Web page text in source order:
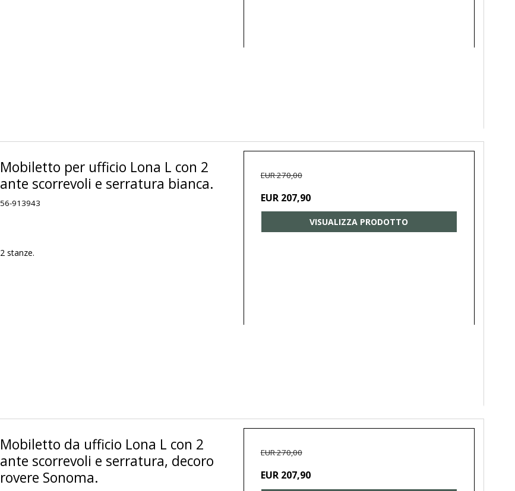
Mobiletto per ufficio Lona L con 2
ante scorrevoli e serratura bianca.
56-913943
2 stanze.
EUR 270,00
EUR 207,90
VISUALIZZA PRODOTTO
Mobiletto da ufficio Lona L con 2
ante scorrevoli e serratura, decoro
rovere Sonoma.
EUR 270,00
EUR 207,90